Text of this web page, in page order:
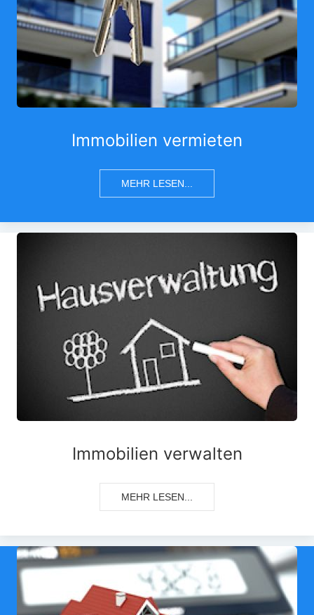
Immobilien vermieten
MEHR LESEN...
Immobilien verwalten
MEHR LESEN...